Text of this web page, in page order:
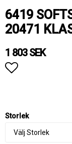
6419
20471
1 803 SEK
Storlek